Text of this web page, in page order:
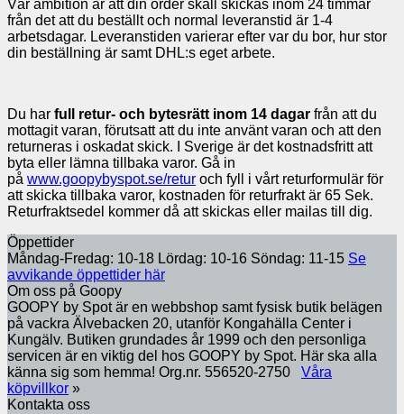
Vår ambition är att din order skall skickas inom 24 timmar
från det att du beställt och normal leveranstid är 1-4
arbetsdagar. Leveranstiden varierar efter var du bor, hur stor
din beställning är samt DHL:s eget arbete.
Du har full retur- och bytesrätt inom 14 dagar från att du
mottagit varan, förutsatt att du inte använt varan och att den
returneras i oskadat skick. I Sverige är det kostnadsfritt att
byta eller lämna tillbaka varor. Gå in
på www.goopybyspot.se/retur och fyll i vårt returformulär för
att skicka tillbaka varor, kostnaden för returfrakt är 65 Sek.
Returfraktsedel kommer då att skickas eller mailas till dig.
Öppettider
Måndag-Fredag: 10-18 Lördag: 10-16 Söndag: 11-15 Se
avvikande öppettider här
Om oss på Goopy
GOOPY by Spot är en webbshop samt fysisk butik belägen
på vackra Älvebacken 20, utanför Kongahälla Center i
Kungälv. Butiken grundades år 1999 och den personliga
servicen är en viktig del hos GOOPY by Spot. Här ska alla
känna sig som hemma! Org.nr. 556520-2750 Våra
köpvillkor »
Kontakta oss